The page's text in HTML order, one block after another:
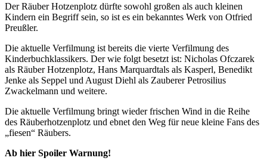
Der Räuber Hotzenplotz dürfte sowohl großen als auch kleinen
Kindern ein Begriff sein, so ist es ein bekanntes Werk von Otfried
Preußler.
Die aktuelle Verfilmung ist bereits die vierte Verfilmung des
Kinderbuchklassikers. Der wie folgt besetzt ist: Nicholas Ofczarek
als Räuber Hotzenplotz, Hans Marquardtals als Kasperl, Benedikt
Jenke als Seppel und August Diehl als Zauberer Petrosilius
Zwackelmann und weitere.
Die aktuelle Verfilmung bringt wieder frischen Wind in die Reihe
des Räuberhotzenplotz und ebnet den Weg für neue kleine Fans des
„fiesen“ Räubers.
Ab hier Spoiler Warnung!